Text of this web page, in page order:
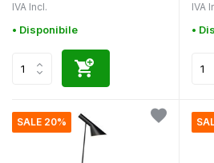
IVA Incl.
• Disponibile
IVA
•
SALE 20%